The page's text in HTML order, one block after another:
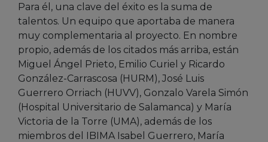
Para él, una clave del éxito es la suma de
talentos. Un equipo que aportaba de manera
muy complementaria al proyecto. En nombre
propio, además de los citados más arriba, están
Miguel Ángel Prieto, Emilio Curiel y Ricardo
González-Carrascosa (HURM), José Luis
Guerrero Orriach (HUVV), Gonzalo Varela Simón
(Hospital Universitario de Salamanca) y María
Victoria de la Torre (UMA), además de los
miembros del IBIMA Isabel Guerrero, María